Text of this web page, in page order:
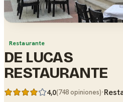
Restaurante
DE LUCAS
RESTAURANTE
4,0(748 opiniones)·